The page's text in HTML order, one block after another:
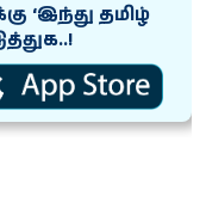
‘இந்து தமிழ்